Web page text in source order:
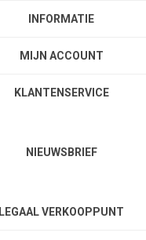
INFORMATIE
MIJN ACCOUNT
KLANTENSERVICE
NIEUWSBRIEF
LEGAAL VERKOOPPUNT